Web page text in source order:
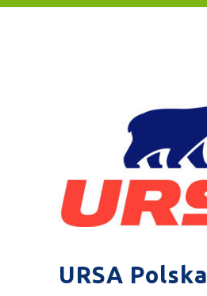
URSA Polska